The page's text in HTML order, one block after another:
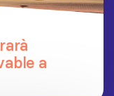
a